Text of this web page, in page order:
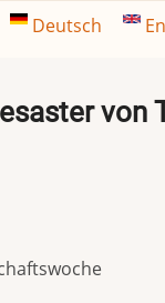
Deutsch
von